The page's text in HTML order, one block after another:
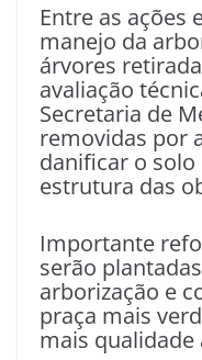
Entre as ações
manejo da
árvores
avaliação
Secretaria de
removidas por
danificar o
estrutura das
Importante
serão
arborização e
praça mais
mais